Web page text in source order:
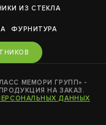
ИЗ СТЕКЛА
ФУРНИТУРА
МЕМОРИ ГРУПП» -
НА ЗАКАЗ.
ДАННЫХ